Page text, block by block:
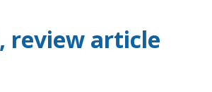
review article